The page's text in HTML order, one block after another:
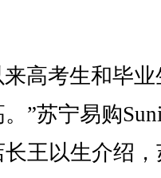
考生和毕业
”苏宁易购
王以生介绍